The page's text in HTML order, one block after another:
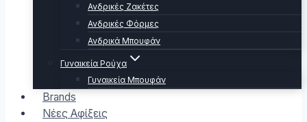
Ανδρικές Ζακέτες
Ανδρικές Φόρμες
Ανδρικά Μπουφάν
Γυναικεία Ρούχα
Γυναικεία Μπουφάν
Brands
Νέες Αφίξεις